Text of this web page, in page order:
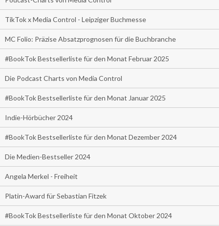
TikTok x Media Control - Leipziger Buchmesse
MC Folio: Präzise Absatzprognosen für die Buchbranche
#BookTok Bestsellerliste für den Monat Februar 2025
Die Podcast Charts von Media Control
#BookTok Bestsellerliste für den Monat Januar 2025
Indie-Hörbücher 2024
#BookTok Bestsellerliste für den Monat Dezember 2024
Die Medien-Bestseller 2024
Angela Merkel - Freiheit
Platin-Award für Sebastian Fitzek
#BookTok Bestsellerliste für den Monat Oktober 2024